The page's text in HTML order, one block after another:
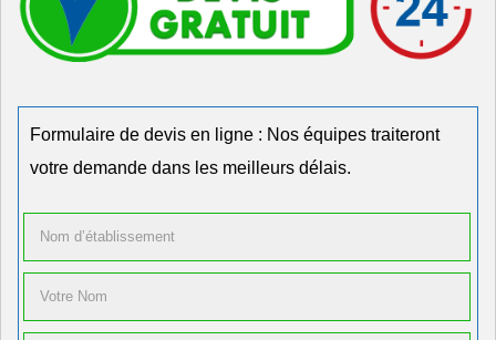
Formulaire de devis en ligne : Nos équipes traiteront
votre demande dans les meilleurs délais.